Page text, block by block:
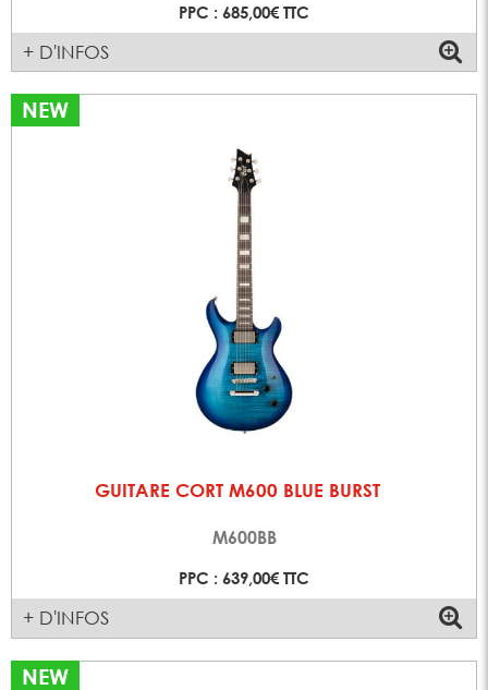
PPC : 685,00€ TTC
+ D'INFOS
NEW
GUITARE CORT M600 BLUE BURST
M600BB
PPC : 639,00€ TTC
+ D'INFOS
NEW